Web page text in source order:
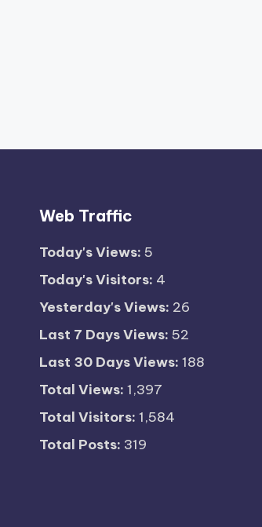
Web Traffic
Today's Views: 5
Today's Visitors: 4
Yesterday's Views: 26
Last 7 Days Views: 52
Last 30 Days Views: 188
Total Views: 1,397
Total Visitors: 1,584
Total Posts: 319